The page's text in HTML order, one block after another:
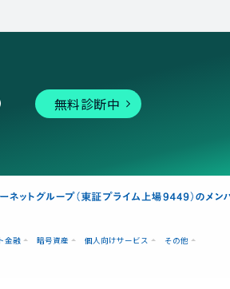
無料診断中
金融 暗号資産 個人向けサービス その他